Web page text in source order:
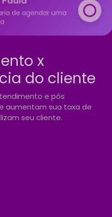
x
do cliente
e pós
aumentam sua taxa de
seu cliente.